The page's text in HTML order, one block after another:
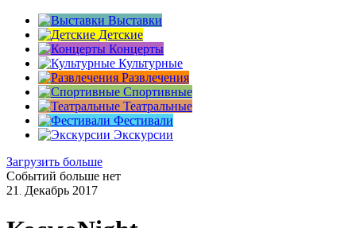
Выставки
Детские
Концерты
Культурные
Развлечения
Спортивные
Театральные
Фестивали
Экскурсии
Загрузить больше
Событий больше нет
21 . Декабрь 2017